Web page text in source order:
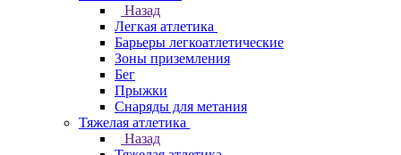
Назад
Легкая атлетика
Барьеры легкоатлетические
Зоны приземления
Бег
Прыжки
Снаряды для метания
Тяжелая атлетика
Назад